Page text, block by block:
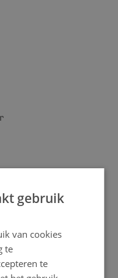
gebruik
van cookies
te
te